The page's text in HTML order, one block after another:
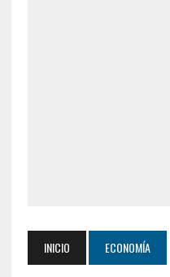
INICIO ECONOMÍA